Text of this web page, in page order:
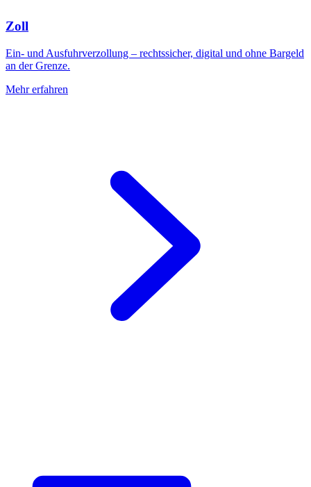
Zoll
Ein- und Ausfuhrverzollung – rechtssicher, digital und ohne Bargeld
an der Grenze.
Mehr erfahren